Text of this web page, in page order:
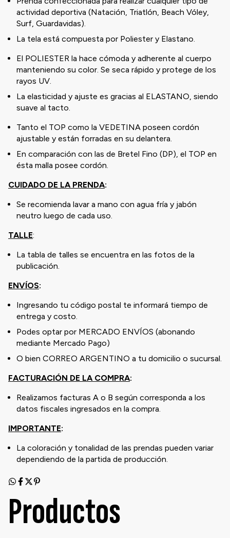
actividad deportiva (Natación, Triatlón, Beach Vóley,
Surf, Guardavidas).
La tela está compuesta por Poliester y Elastano.
El POLIESTER la hace cómoda y adherente al cuerpo
manteniendo su color. Se seca rápido y protege de los
rayos UV.
La elasticidad y ajuste es gracias al ELASTANO, siendo
suave al tacto.
Tanto el TOP como la VEDETINA poseen cordón
ajustable y están forradas en su delantera.
En comparación con las de Bretel Fino (DP), el TOP en
ésta malla posee cordón.
CUIDADO DE LA PRENDA:
Se recomienda lavar a mano con agua fría y jabón
neutro luego de cada uso.
TALLE:
La tabla de talles se encuentra en las fotos de la
publicación.
ENVÍOS:
Ingresando tu código postal te informará tiempo de
entrega y costo.
Podes optar por MERCADO ENVÍOS (abonando
mediante Mercado Pago)
O bien CORREO ARGENTINO a tu domicilio o sucursal.
FACTURACIÓN DE LA COMPRA:
Realizamos facturas A o B según corresponda a los
datos fiscales ingresados en la compra.
IMPORTANTE:
La coloración y tonalidad de las prendas pueden variar
dependiendo de la partida de producción.
Productos